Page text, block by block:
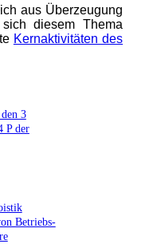
aus Überzeugung
diesem Thema
Kernaktivitäten des
3
P der
Betriebs-